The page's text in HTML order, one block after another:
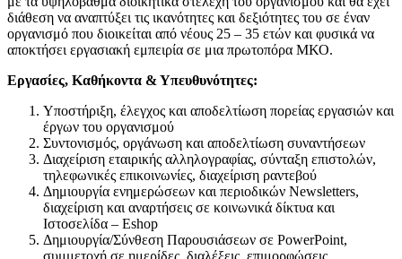
διάθεση να αναπτύξει τις ικανότητες και δεξιότητες του σε έναν
οργανισμό που διοικείται από νέους 25 – 35 ετών και φυσικά να
αποκτήσει εργασιακή εμπειρία σε μια πρωτοπόρα ΜΚΟ.
Εργασίες, Καθήκοντα & Υπευθυνότητες:
Υποστήριξη, έλεγχος και αποδελτίωση πορείας εργασιών και
έργων του οργανισμού
Συντονισμός, οργάνωση και αποδελτίωση συναντήσεων
Διαχείριση εταιρικής αλληλογραφίας, σύνταξη επιστολών,
τηλεφωνικές επικοινωνίες, διαχείριση ραντεβού
Δημιουργία ενημερώσεων και περιοδικών Newsletters,
διαχείριση και αναρτήσεις σε κοινωνικά δίκτυα και
Ιστοσελίδα – Eshop
Δημιουργία/Σύνθεση Παρουσιάσεων σε PowerPoint,
συμμετοχή σε ημερίδες, διαλέξεις, επιμορφώσεις